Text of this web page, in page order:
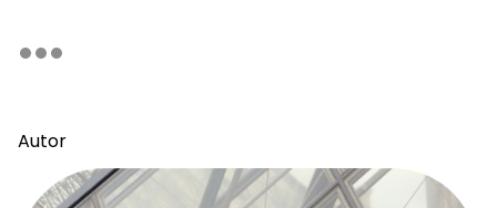
Autor